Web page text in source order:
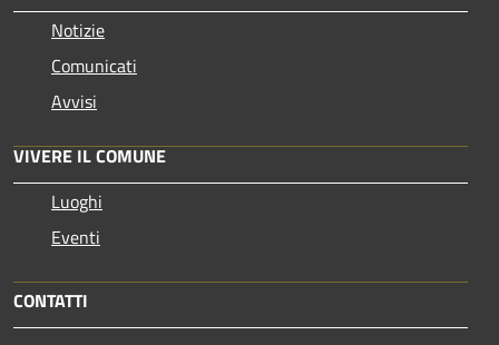
Notizie
Comunicati
Avvisi
VIVERE IL COMUNE
Luoghi
Eventi
CONTATTI